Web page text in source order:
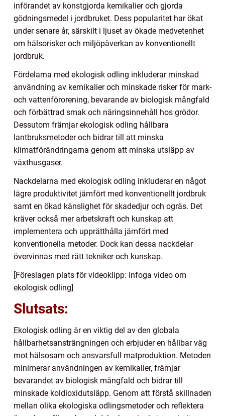
införandet av konstgjorda kemikalier och gjorda
gödningsmedel i jordbruket. Dess popularitet har ökat
under senare år, särskilt i ljuset av ökade medvetenhet
om hälsorisker och miljöpåverkan av konventionellt
jordbruk.
Fördelarna med ekologisk odling inkluderar minskad
användning av kemikalier och minskade risker för mark-
och vattenförorening, bevarande av biologisk mångfald
och förbättrad smak och näringsinnehåll hos grödor.
Dessutom främjar ekologisk odling hållbara
lantbruksmetoder och bidrar till att minska
klimatförändringarna genom att minska utsläpp av
växthusgaser.
Nackdelarna med ekologisk odling inkluderar en något
lägre produktivitet jämfört med konventionellt jordbruk
samt en ökad känslighet för skadedjur och ogräs. Det
kräver också mer arbetskraft och kunskap att
implementera och upprätthålla jämfört med
konventionella metoder. Dock kan dessa nackdelar
övervinnas med rätt tekniker och kunskap.
[Föreslagen plats för videoklipp: Infoga video om
ekologisk odling]
Slutsats:
Ekologisk odling är en viktig del av den globala
hållbarhetsansträngningen och erbjuder en hållbar väg
mot hälsosam och ansvarsfull matproduktion. Metoden
minimerar användningen av kemikalier, främjar
bevarandet av biologisk mångfald och bidrar till
minskade koldioxidutsläpp. Genom att förstå skillnaden
mellan olika ekologiska odlingsmetoder och reflektera